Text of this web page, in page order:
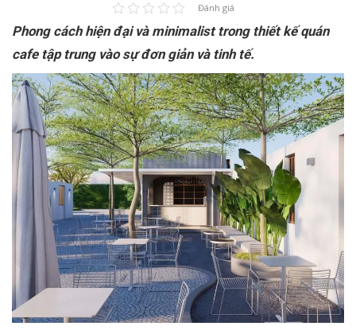
Đánh giá
Phong cách hiện đại và minimalist trong thiết kế quán
cafe tập trung vào sự đơn giản và tinh tế.